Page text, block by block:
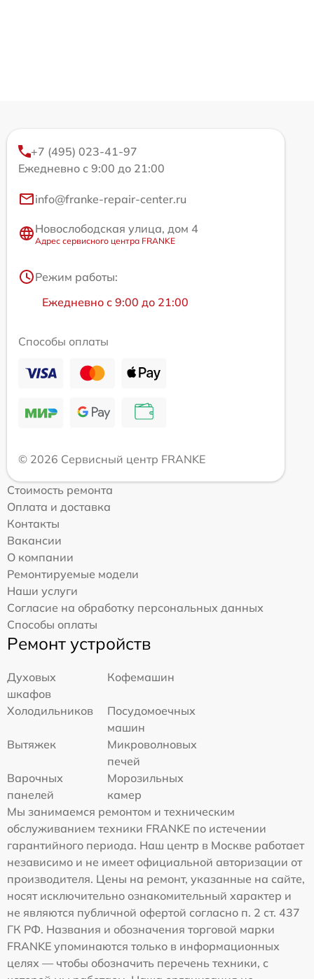
+7 (495) 023-41-97
Ежедневно с 9:00 до 21:00
info@franke-repair-center.ru
Новослободская улица, дом 4
Адрес сервисного центра FRANKE
Режим работы:
Ежедневно с 9:00 до 21:00
Способы оплаты
© 2026 Сервисный центр FRANKE
Стоимость ремонта
Оплата и доставка
Контакты
Вакансии
О компании
Ремонтируемые модели
Наши услуги
Согласие на обработку персональных данных
Способы оплаты
Ремонт устройств
Духовых
шкафов
Кофемашин
Холодильников
Посудомоечных
машин
Вытяжек
Микроволновых
печей
Варочных
панелей
Морозильных
камер
Мы занимаемся ремонтом и техническим
обслуживанием техники FRANKE по истечении
гарантийного периода. Наш центр в Москве работает
независимо и не имеет официальной авторизации от
производителя. Цены на ремонт, указанные на сайте,
носят исключительно ознакомительный характер и
не являются публичной офертой согласно п. 2 ст. 437
ГК РФ. Названия и обозначения торговой марки
FRANKE упоминаются только в информационных
целях — чтобы обозначить перечень техники, с